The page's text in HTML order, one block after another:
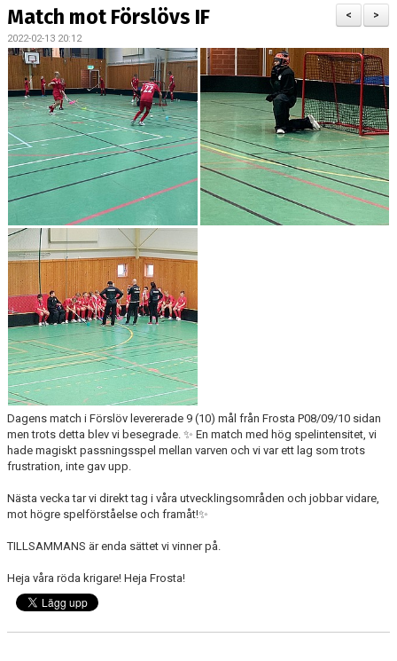
TRUPPEN
BILDGALLERI
KONTAKT
>
<
Match mot Förslövs IF
2022-02-13 20:12
Dagens match i Förslöv levererade 9 (10) mål från Frosta P08/09/10 sidan
men trots detta blev vi besegrade. ✨ En match med hög spelintensitet, vi
hade magiskt passningsspel mellan varven och vi var ett lag som trots
frustration, inte gav upp.
Nästa vecka tar vi direkt tag i våra utvecklingsområden och jobbar vidare,
mot högre spelförståelse och framåt!✨
TILLSAMMANS är enda sättet vi vinner på.
Heja våra röda krigare! Heja Frosta!